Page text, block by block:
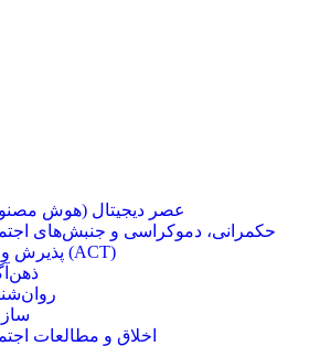
عصر دیجیتال (هوش
حکمرانی، دموکراسی و جنبش‌های
پذیرش و تعهد (ACT)
اخلاق و مطالعات